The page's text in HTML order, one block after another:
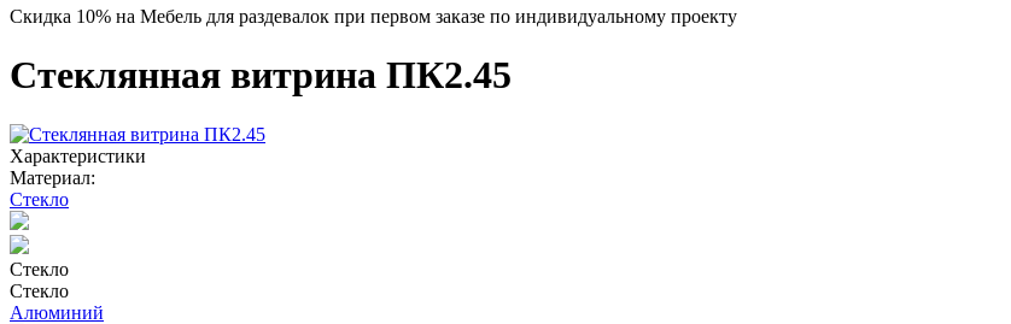
Скидка 10% на Мебель для раздевалок при первом заказе по индивидуальному проекту
Стеклянная витрина ПК2.45
Характеристики
Материал:
Стекло
Стекло
Стекло
Алюминий